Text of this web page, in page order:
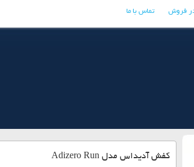
فروش تماس با ما
کفش آدیداس مدل Adizero Run